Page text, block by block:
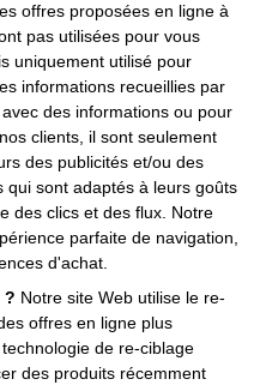
offres proposées en ligne à
pas utilisées pour vous
uniquement utilisé pour
informations recueillies par
des informations ou pour
clients, il sont seulement
des publicités et/ou des
qui sont adaptés à leurs goûts
des clics et des flux. Notre
parfaite de navigation,
d'achat.
? Notre site Web utilise le re-
offres en ligne plus
de re-ciblage
des produits récemment